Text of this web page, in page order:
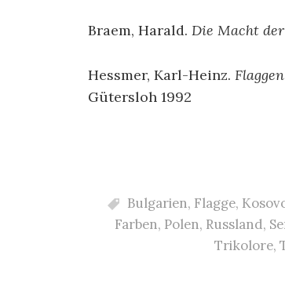
Braem, Harald. Die Macht
Hessmer, Karl-Heinz.
Gütersloh 1992
Bulgarien, Flagge,
Farben, Polen, Russland,
Trikolore,